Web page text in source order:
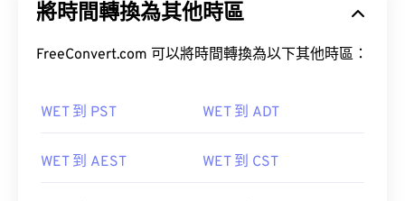
將時間轉換為其他時區
FreeConvert.com 可以將時間轉換為以下其他時區：
WET 到 PST WET 到 ADT
WET 到 AEST WET 到 CST